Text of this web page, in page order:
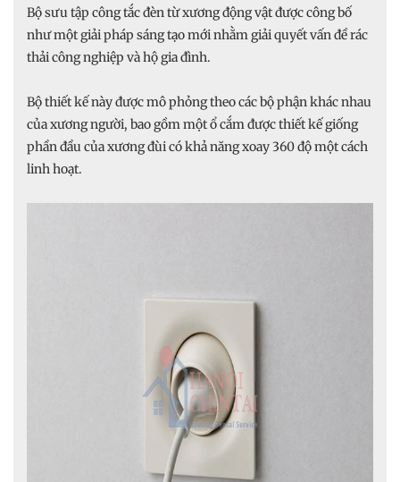
Bộ sưu tập công tắc đèn từ xương động vật được công bố
như một giải pháp sáng tạo mới nhằm giải quyết vấn đề rác
thải công nghiệp và hộ gia đình.
Bộ thiết kế này được mô phỏng theo các bộ phận khác nhau
của xương người, bao gồm một ổ cắm được thiết kế giống
phần đầu của xương đùi có khả năng xoay 360 độ một cách
linh hoạt.